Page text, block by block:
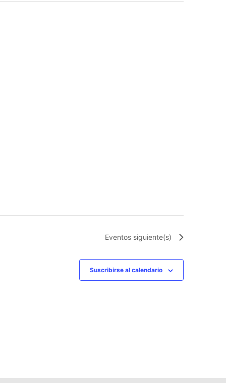
Eventos siguiente(s)
Suscribirse al calendario